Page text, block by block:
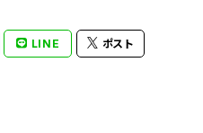
LINE ポスト